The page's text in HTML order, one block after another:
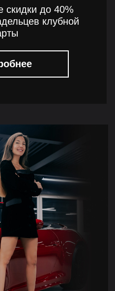
скидки до 40%
клубной